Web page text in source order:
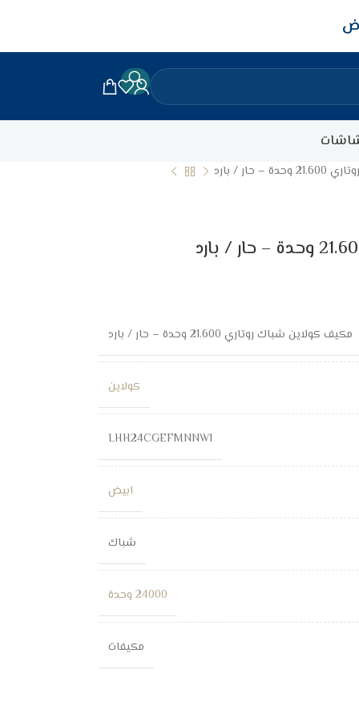
/ بارد
مكيف كولاين شباك روتاري 21.600 وحدة – حار / بارد
كولاين
LHH24CGEFMNNW1
ابيض
شباك
24000 وحدة
مكيفات